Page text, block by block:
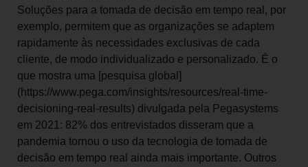
Soluções para a tomada de decisão em tempo real, por
exemplo, permitem que as organizações se adaptem
rapidamente às necessidades exclusivas de cada
cliente, de modo individualizado e personalizado. É o
que mostra uma [pesquisa global]
(https://www.pega.com/insights/resources/real-time-
decisioning-real-results) divulgada pela Pegasystems
em 2021: 82% dos entrevistados disseram que a
pandemia tornou o uso da tecnologia de tomada de
decisão em tempo real ainda mais importante. Outros